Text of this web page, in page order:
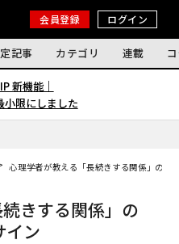
会員登録 ログイン
記事 カテゴリ 連載
新機能｜
小限にしました
心理学者が教える「長続きする関係」の証
きする関係」の
イン